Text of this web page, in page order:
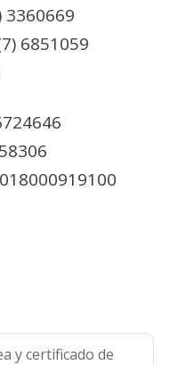
3360669
6851059
018000919100
y certificado de